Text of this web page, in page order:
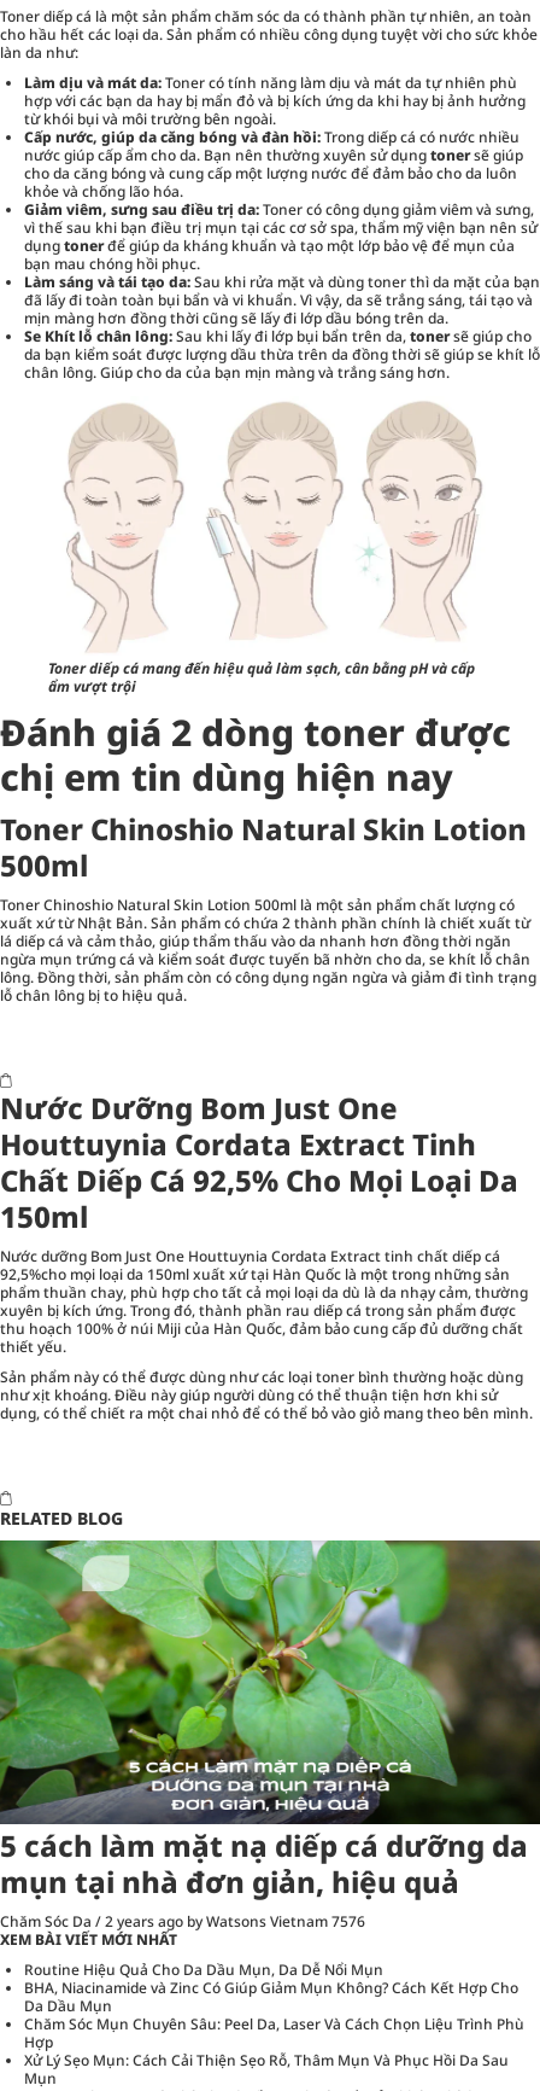
Toner diếp cá là một sản phẩm chăm sóc da có thành phần tự nhiên, an toàn
cho hầu hết các loại da. Sản phẩm có nhiều công dụng tuyệt vời cho sức khỏe
làn da như:
Làm dịu và mát da:Toner có tính năng làm dịu và mát da tự nhiên phù
hợp với các bạn da hay bị mẩn đỏ và bị kích ứng da khi hay bị ảnh hưởng
từ khói bụi và môi trường bên ngoài.
Cấp nước, giúp da căng bóng và đàn hồi:Trong diếp cá có nước nhiều
nước giúp cấp ẩm cho da. Bạn nên thường xuyên sử dụngtonersẽ giúp
cho da căng bóng và cung cấp một lượng nước để đảm bảo cho da luôn
khỏe và chống lão hóa.
Giảm viêm, sưng sau điều trị da:Toner có công dụng giảm viêm và sưng,
vì thế sau khi bạn điều trị mụn tại các cơ sở spa, thẩm mỹ viện bạn nên sử
dụngtonerđể giúp da kháng khuẩn và tạo một lớp bảo vệ để mụn của
bạn mau chóng hồi phục.
Làm sáng và tái tạo da:Sau khi rửa mặt và dùng toner thì da mặt của bạn
đã lấy đi toàn toàn bụi bẩn và vi khuẩn. Vì vậy, da sẽ trắng sáng, tái tạo và
mịn màng hơn đồng thời cũng sẽ lấy đi lớp dầu bóng trên da.
Se Khít lỗ chân lông:Sau khi lấy đi lớp bụi bẩn trên da,tonersẽ giúp cho
da bạn kiểm soát được lượng dầu thừa trên da đồng thời sẽ giúp se khít lỗ
chân lông. Giúp cho da của bạn mịn màng và trắng sáng hơn.
Toner diếp cá mang đến hiệu quả làm sạch, cân bằng pH và cấp
ẩm vượt trội
Đánh giá 2 dòng toner được
chị em tin dùng hiện nay
Toner Chinoshio Natural Skin Lotion
500ml
Toner Chinoshio Natural Skin Lotion 500ml là một sản phẩm chất lượng có
xuất xứ từ Nhật Bản. Sản phẩm có chứa 2 thành phần chính là chiết xuất từ
lá diếp cá và cảm thảo, giúp thẩm thấu vào da nhanh hơn đồng thời ngăn
ngừa mụn trứng cá và kiểm soát được tuyến bã nhờn cho da, se khít lỗ chân
lông. Đồng thời, sản phẩm còn có công dụng ngăn ngừa và giảm đi tình trạng
lỗ chân lông bị to hiệu quả.
Nước Dưỡng Bom Just One
Houttuynia Cordata Extract Tinh
Chất Diếp Cá 92,5% Cho Mọi Loại Da
150ml
Nước dưỡng Bom Just One Houttuynia Cordata Extract tinh chất diếp cá
92,5%cho mọi loại da 150ml xuất xứ tại Hàn Quốc là một trong những sản
phẩm thuần chay, phù hợp cho tất cả mọi loại da dù là da nhạy cảm, thường
xuyên bị kích ứng. Trong đó, thành phần rau diếp cá trong sản phẩm được
thu hoạch 100% ở núi Miji của Hàn Quốc, đảm bảo cung cấp đủ dưỡng chất
thiết yếu.
Sản phẩm này có thể được dùng như các loại toner bình thường hoặc dùng
như xịt khoáng. Điều này giúp người dùng có thể thuận tiện hơn khi sử
dụng, có thể chiết ra một chai nhỏ để có thể bỏ vào giỏ mang theo bên mình.
RELATED BLOG
5 cách làm mặt nạ diếp cá dưỡng da
mụn tại nhà đơn giản, hiệu quả
Chăm Sóc Da /2 years ago by Watsons Vietnam7576
XEM BÀI VIẾT MỚI NHẤT
Routine Hiệu Quả Cho Da Dầu Mụn, Da Dễ Nổi Mụn
BHA, Niacinamide và Zinc Có Giúp Giảm Mụn Không? Cách Kết Hợp Cho
Da Dầu Mụn
Chăm Sóc Mụn Chuyên Sâu: Peel Da, Laser Và Cách Chọn Liệu Trình Phù
Hợp
Xử Lý Sẹo Mụn: Cách Cải Thiện Sẹo Rỗ, Thâm Mụn Và Phục Hồi Da Sau
Mụn